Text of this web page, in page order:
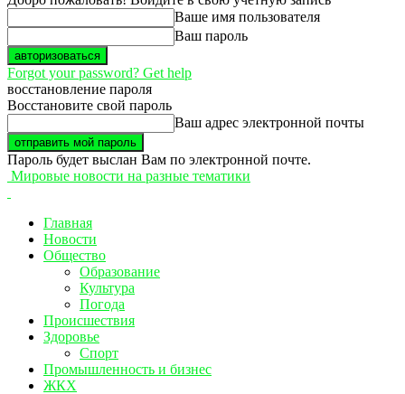
Ваше имя пользователя
Ваш пароль
Forgot your password? Get help
восстановление пароля
Восстановите свой пароль
Ваш адрес электронной почты
Пароль будет выслан Вам по электронной почте.
Мировые новости на разные тематики
Главная
Новости
Общество
Образование
Культура
Погода
Происшествия
Здоровье
Спорт
Промышленность и бизнес
ЖКХ